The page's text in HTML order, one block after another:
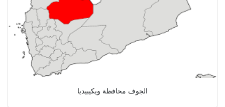
الجوف محافظة ويكيبيديا